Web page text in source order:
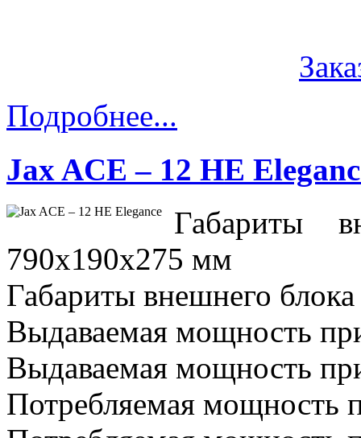
Подробнее...
Jax ACE – 12 HE
Габариты
790х190х275 мм
Габариты внешнего
Выдаваемая мощность
Выдаваемая мощность
Потребляемая мощность